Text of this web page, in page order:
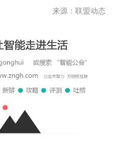
来源：联盟动态